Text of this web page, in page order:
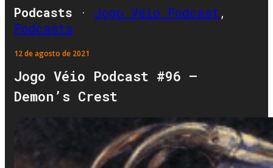
Podcasts · Jogo Véio Podcast,
Podcasts
12 de agosto de 2021
Jogo Véio Podcast #96 –
Demon’s Crest